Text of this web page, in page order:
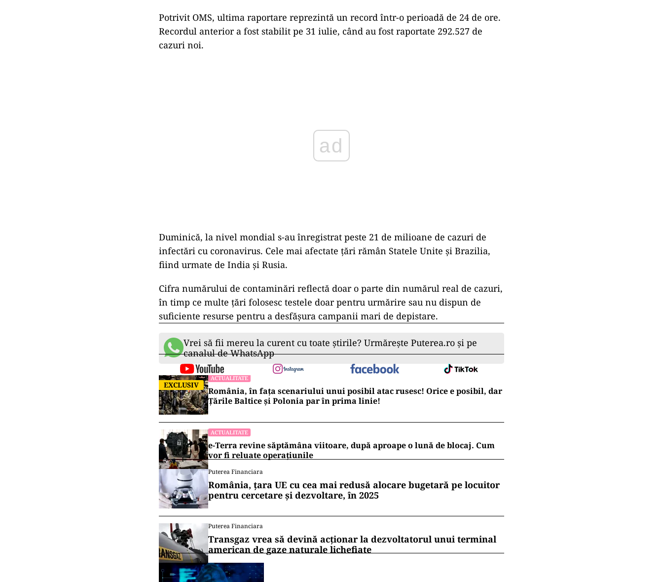
Potrivit OMS, ultima raportare reprezintă un record într-o perioadă de 24 de ore.
Recordul anterior a fost stabilit pe 31 iulie, când au fost raportate 292.527 de
cazuri noi.
Duminică, la nivel mondial s-au înregistrat peste 21 de milioane de cazuri de
infectări cu coronavirus. Cele mai afectate țări rămân Statele Unite și Brazilia,
fiind urmate de India și Rusia.
Cifra numărului de contaminări reflectă doar o parte din numărul real de cazuri,
în timp ce multe ţări folosesc testele doar pentru urmărire sau nu dispun de
suficiente resurse pentru a desfăşura campanii mari de depistare.
Vrei să fii mereu la curent cu toate știrile? Urmărește Puterea.ro și pe
canalul de WhatsApp
EXCLUSIV
ACTUALITATE
România, în fața scenariului unui posibil atac rusesc! Orice e posibil, dar
Țările Baltice și Polonia par în prima linie!
ACTUALITATE
e-Terra revine săptămâna viitoare, după aproape o lună de blocaj. Cum
vor fi reluate operațiunile
Puterea Financiara
România, țara UE cu cea mai redusă alocare bugetară pe locuitor
pentru cercetare și dezvoltare, în 2025
Puterea Financiara
Transgaz vrea să devină acționar la dezvoltatorul unui terminal
american de gaze naturale lichefiate